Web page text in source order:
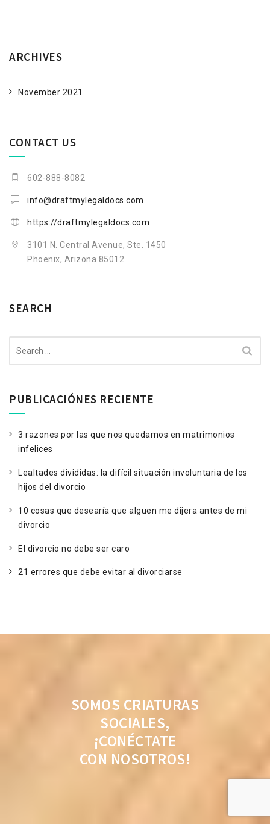
ARCHIVES
November 2021
CONTACT US
602-888-8082
info@draftmylegaldocs.com
https://draftmylegaldocs.com
3101 N. Central Avenue, Ste. 1450
Phoenix, Arizona 85012
SEARCH
PUBLICACIÓNES RECIENTE
3 razones por las que nos quedamos en matrimonios
infelices
Lealtades divididas: la difícil situación involuntaria de los
hijos del divorcio
10 cosas que desearía que alguen me dijera antes de mi
divorcio
El divorcio no debe ser caro
21 errores que debe evitar al divorciarse
SOMOS CRIATURAS
SOCIALES,
¡CONÉCTATE
CON NOSOTROS!